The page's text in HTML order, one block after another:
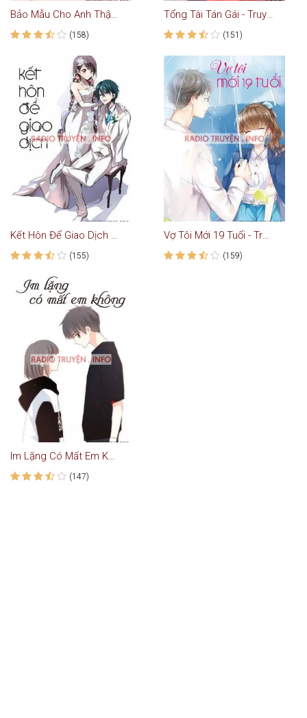
Bảo Mẫu Cho Anh Thật Khổ - Truyện Ngôn Tình
(158)
Tổng Tài Tán Gái - Truyện Ngôn Tình
(151)
Kết Hôn Để Giao Dịch - Truyện Ngôn Tình
(155)
Vợ Tôi Mới 19 Tuổi - Truyện Ngôn Tình
(159)
Im Lặng Có Mất Em Không
(147)